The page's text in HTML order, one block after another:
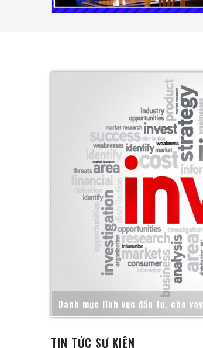
Danh mục lĩnh vực đầu tư, cho vay
TIN TỨC SỰ KIỆN